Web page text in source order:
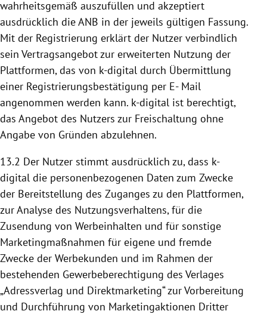
wahrheitsgemäß auszufüllen und akzeptiert
ausdrücklich die ANB in der jeweils gültigen Fassung.
Mit der Registrierung erklärt der Nutzer verbindlich
sein Vertragsangebot zur erweiterten Nutzung der
Plattformen, das von k-digital durch Übermittlung
einer Registrierungsbestätigung per E- Mail
angenommen werden kann. k-digital ist berechtigt,
das Angebot des Nutzers zur Freischaltung ohne
Angabe von Gründen abzulehnen.
13.2 Der Nutzer stimmt ausdrücklich zu, dass k-
digital die personenbezogenen Daten zum Zwecke
der Bereitstellung des Zuganges zu den Plattformen,
zur Analyse des Nutzungsverhaltens, für die
Zusendung von Werbeinhalten und für sonstige
Marketingmaßnahmen für eigene und fremde
Zwecke der Werbekunden und im Rahmen der
bestehenden Gewerbeberechtigung des Verlages
„Adressverlag und Direktmarketing“ zur Vorbereitung
und Durchführung von Marketingaktionen Dritter